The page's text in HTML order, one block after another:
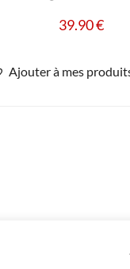
39.90€
Ajouter à mes